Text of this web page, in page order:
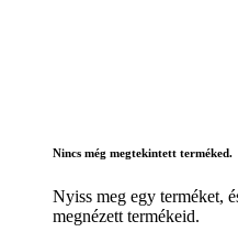
Nincs még megtekintett terméked.
Nyiss meg egy terméket,
megnézett termékeid.